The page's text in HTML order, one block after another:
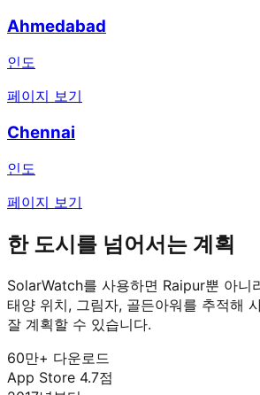
Ahmedabad
인도
페이지 보기
Chennai
인도
페이지 보기
한 도시를 넘어서는 계획
SolarWatch를 사용하면 Raipur뿐 아니
태양 위치, 그림자, 골든아워를 추적해
잘 계획할 수 있습니다.
60만+ 다운로드
App Store 4.7점